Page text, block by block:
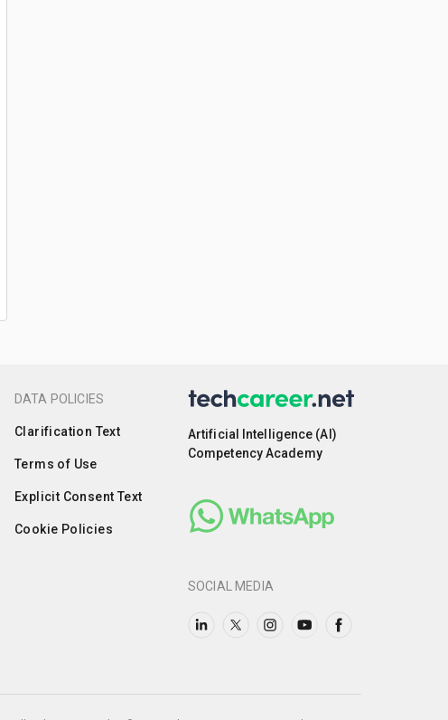
DATA POLICIES
Clarification Text
Terms of Use
Explicit Consent Text
Cookie Policies
Artificial Intelligence (AI)
Competency Academy
SOCIAL MEDIA